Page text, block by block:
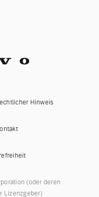
Hinweis
(oder deren
Lizenzgeber)